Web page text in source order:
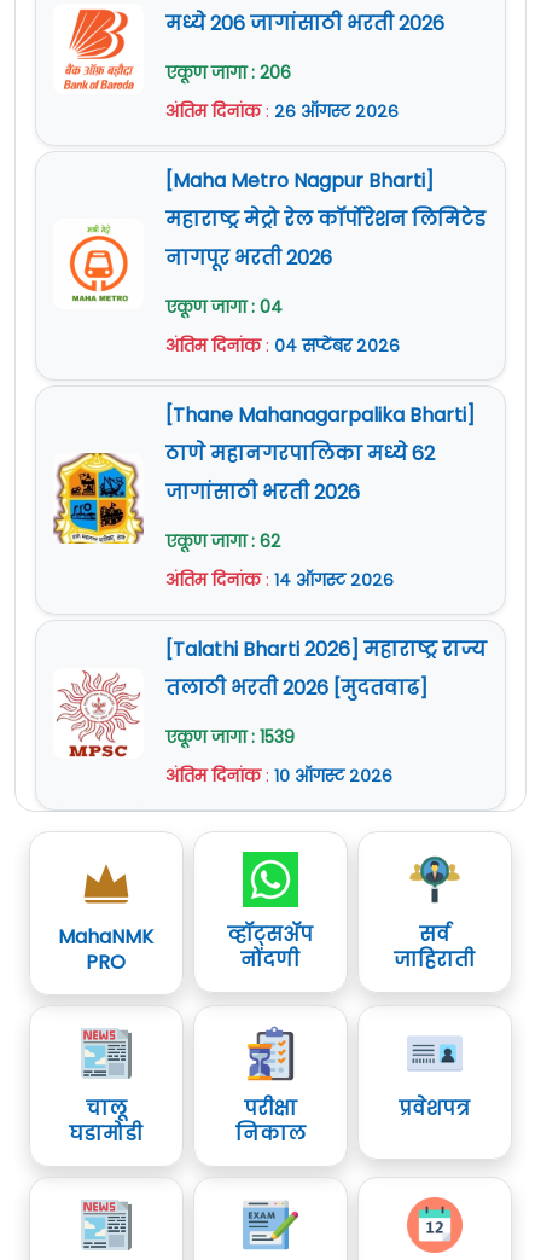
मध्ये 206 जागांसाठी भरती 2026
एकूण जागा : 206
अंतिम दिनांक: २६ ऑगस्ट २०२६
[Maha Metro Nagpur Bharti]
महाराष्ट्र मेट्रो रेल कॉर्पोरेशन लिमिटेड
नागपूर भरती 2026
एकूण जागा : 04
अंतिम दिनांक: ०४ सप्टेंबर २०२६
[Thane Mahanagarpalika Bharti]
ठाणे महानगरपालिका मध्ये 62
जागांसाठी भरती 2026
एकूण जागा : 62
अंतिम दिनांक: १४ ऑगस्ट २०२६
[Talathi Bharti 2026] महाराष्ट्र राज्य
तलाठी भरती 2026 [मुदतवाढ]
एकूण जागा : 1539
अंतिम दिनांक: १० ऑगस्ट २०२६
MahaNMK
PRO
व्हॉट्सॲप
नोंदणी
सर्व
जाहिराती
चालू
घडामोडी
परीक्षा
निकाल
प्रवेशपत्र